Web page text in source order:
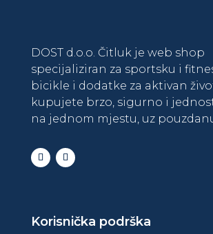
DOST d.o.o. Čitluk je web shop
specijaliziran za sportsku i
bicikle i dodatke za aktivan
kupujete brzo, sigurno i
na jednom mjestu, uz
Korisnička podrška